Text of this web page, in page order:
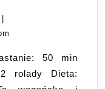
Kristián
Hus
rolady Dieta: